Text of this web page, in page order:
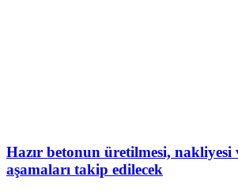
Hazır betonun üretilmesi, nakliyesi
aşamaları takip edilecek